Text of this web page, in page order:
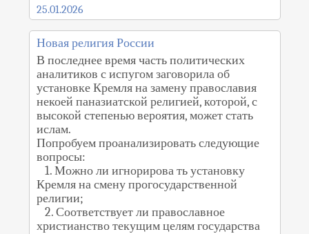
25.01.2026
Новая религия России
В последнее время часть политических
аналитиков с испугом заговорила об
установке Кремля на замену православия
некоей паназиатской религией, которой, с
высокой степенью вероятия, может стать
ислам.
Попробуем проанализировать следующие
вопросы:
1. Можно ли игнорирова ть установку
Кремля на смену прогосударственной
религии;
2. Соответствует ли православное
христианство текущим целям государства